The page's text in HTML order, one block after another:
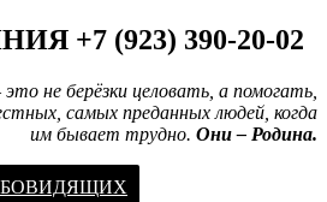
+7 (923) 390-20-02
не берёзки целовать, а помогать,
самых преданных людей, когда
им бывает трудно. Они – Родина.